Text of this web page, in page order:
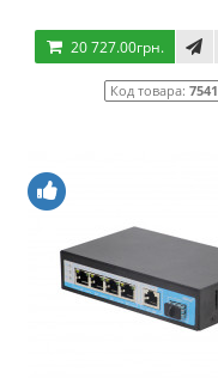
20 727.00грн.
Код товара: 7541